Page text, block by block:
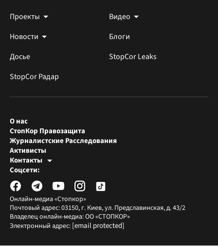
Проекты
Видео
Новости
Блоги
Досье
StopCor Leaks
StopCor Радар
Онлайн-медиа «Стопкор»
Почтовый адрес: 03150, г. Киев, ул. Предславинская, д. 43/2
Владелец онлайн-медиа: ОО «СТОПКОР»
Электронный адрес: [email protected]
О нас
СтопКор Правозащита
Журналистские Расследования
Активисты
Контакты
Редакция СтопКора
Журналисты-расследователи
Соцсети: